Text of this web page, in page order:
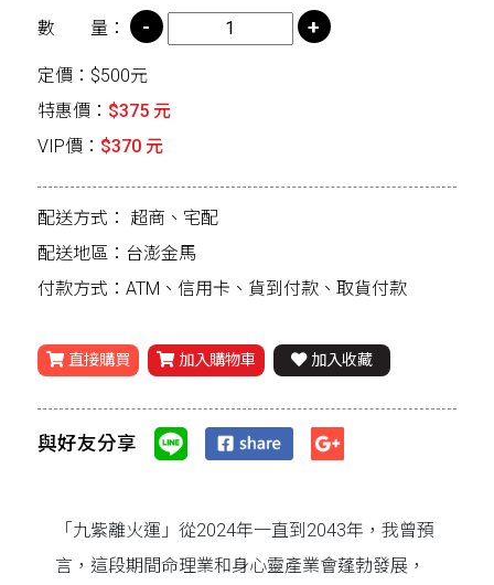
數 量：
定價：$500元
特惠價： $375 元
VIP價： $370 元
配送方式： 超商、宅配
配送地區：台澎金馬
付款方式：ATM、信用卡、貨到付款、取貨付款
直接購買 加入購物車 加入收藏
與好友分享
「九紫離火運」從2024年一直到2043年，我曾預
言，這段期間命理業和身心靈產業會蓬勃發展，